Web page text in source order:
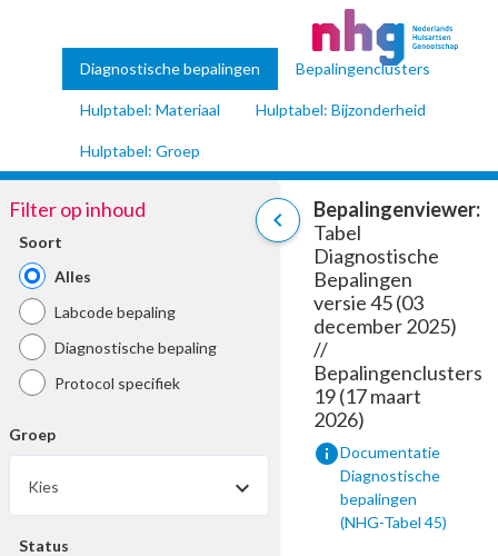
Diagnostische bepalingen Bepalingenclusters
Hulptabel: Materiaal Hulptabel: Bijzonderheid
Hulptabel: Groep
chevron_left
Filter op inhoud
Soort
Alles
Labcode bepaling
Diagnostische bepaling
Protocol specifiek
Groep
Kies
Status
Bepalingenviewer:
Tabel
Diagnostische
Bepalingen
versie 45 (03
december 2025)
//
Bepalingenclusters
19 (17 maart
2026)
infoDocumentatie
Diagnostische
bepalingen
(NHG-Tabel 45)